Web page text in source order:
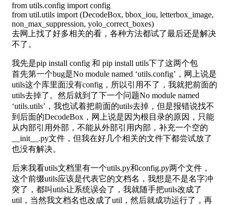
from utils.config import config
from util.utils import (DecodeBox, bbox_iou, letterbox_image,
non_max_suppression, yolo_correct_boxes)
去网上找了好多相关的看，各种方法都试了最后还是解决
不了。
我先是pip install config 和 pip install utils下了这两个包
首先第一个bug是No module named ‘utils.config’，网上说是
utils这个库里面没有config，所以引用不了，我就把前面的
utils去掉了。然后就到了下一个问题No module named
‘utils.utils’，我也试着把前面的utils去掉，但是报错说找不
到后面的DecodeBox，网上说是因为根目录的原因，只能
从内部引用外部，不能从外部引用内部，补充一个空的
__init__.py文件，但我在好几个相关的文件下都尝试放了
也没有解决。
后来我看utils文档里有一个utils.py和config.py两个文件，
这个前缀utils应该是代表它的文档名，我想是不是名字冲
突了，都叫utils让系统误会了，我就随手把utils改成了
util，当然我文档名也改成了util，然后就成功运行了，再